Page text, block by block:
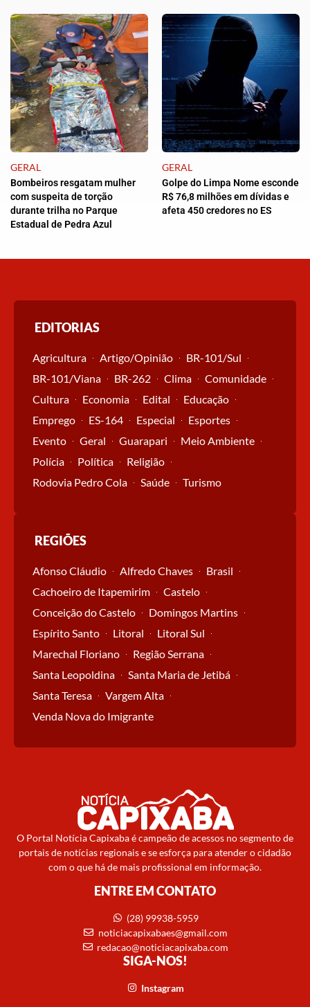
GERAL
Bombeiros resgatam mulher
com suspeita de torção
durante trilha no Parque
Estadual de Pedra Azul
GERAL
Golpe do Limpa Nome esconde
R$ 76,8 milhões em dívidas e
afeta 450 credores no ES
EDITORIAS
Agricultura Artigo/Opinião
BR-101/Sul
BR-101/Viana
BR-262 Clima
Comunidade
Cultura
Economia Edital
Educação
Emprego
ES-164 Especial
Esportes
Evento
Geral Guarapari
Meio Ambiente
Polícia
Política
Religião
Rodovia Pedro Cola
Saúde Turismo
REGIÕES
Afonso Cláudio Alfredo Chaves
Brasil
Cachoeiro de Itapemirim
Castelo
Conceição do Castelo
Domingos Martins
Espírito Santo
Litoral
Litoral Sul
Marechal Floriano
Região Serrana
Santa Leopoldina
Santa Maria de Jetibá
Santa Teresa
Vargem Alta
Venda Nova do Imigrante
O Portal Notícia Capixaba é campeão de acessos no segmento de
portais de notícias regionais e se esforça para atender o cidadão
com o que há de mais profissional em informação.
ENTRE EM CONTATO
(28) 99938-5959
noticiacapixabaes@gmail.com
redacao@noticiacapixaba.com
SIGA-NOS!
Instagram